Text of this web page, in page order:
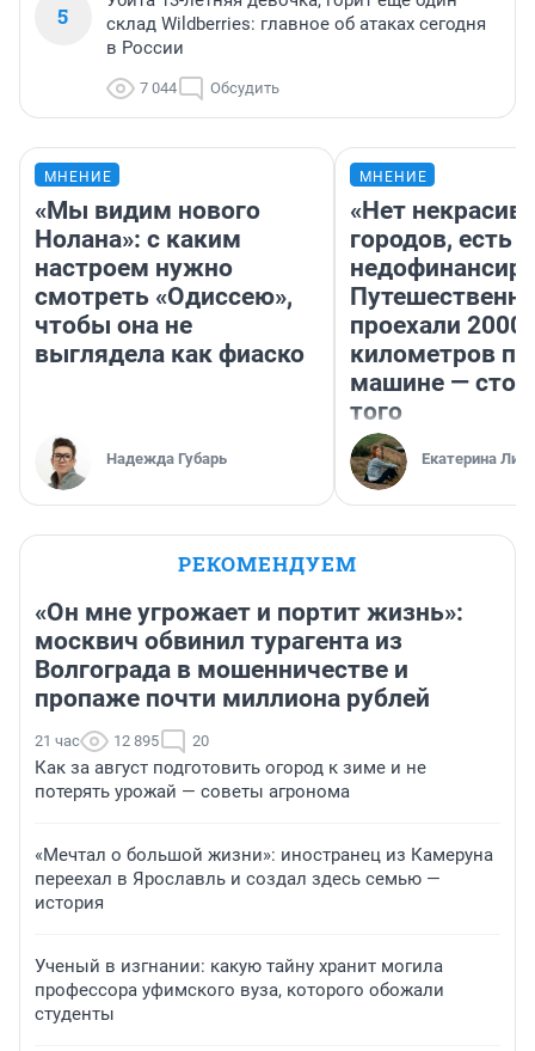
5
склад Wildberries: главное об атаках сегодня
в России
7 044 Обсудить
МНЕНИЕ
«Мы видим нового
Нолана»: с каким
настроем нужно
смотреть «Одиссею»,
чтобы она не
выглядела как фиаско
Надежда Губарь
МНЕНИЕ
«Нет
городов, есть
проехали 2000
километров по
машине —
того
Екатерина
РЕКОМЕНДУЕМ
«Он мне угрожает и портит жизнь»:
москвич обвинил турагента из
Волгограда в мошенничестве и
пропаже почти миллиона рублей
21 час 12 895 20
Как за август подготовить огород к зиме и не
потерять урожай — советы агронома
«Мечтал о большой жизни»: иностранец из Камеруна
переехал в Ярославль и создал здесь семью —
история
Ученый в изгнании: какую тайну хранит могила
профессора уфимского вуза, которого обожали
студенты